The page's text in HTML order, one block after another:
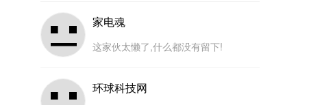
家电魂
这家伙太懒了,什么都没有留下!
环球科技网